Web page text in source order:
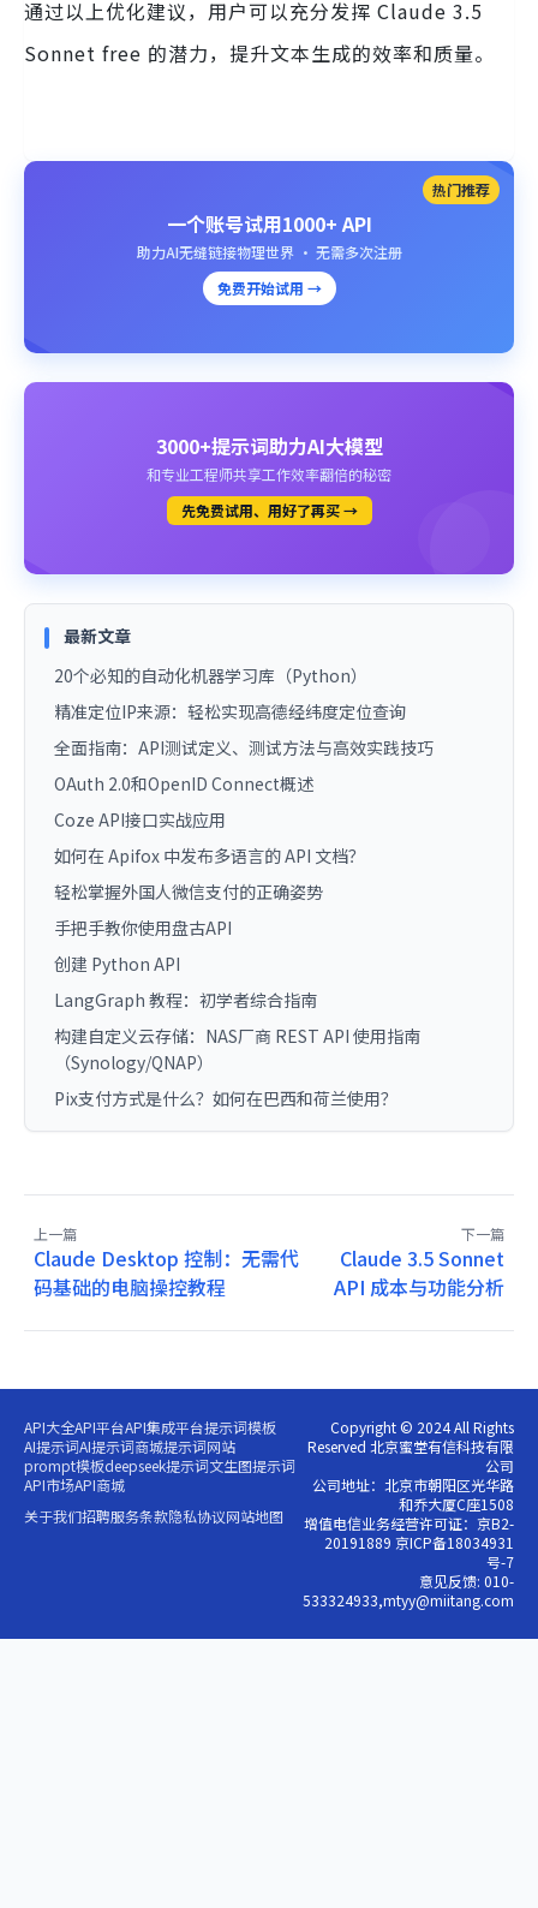
通过以上优化建议，用户可以充分发挥 Claude 3.5
Sonnet free 的潜力，提升文本生成的效率和质量。
热门推荐
一个账号试用1000+ API
助力AI无缝链接物理世界 · 无需多次注册
免费开始试用 →
3000+提示词助力AI大模型
和专业工程师共享工作效率翻倍的秘密
先免费试用、用好了再买 →
最新文章
20个必知的自动化机器学习库（Python）
精准定位IP来源：轻松实现高德经纬度定位查询
全面指南：API测试定义、测试方法与高效实践技巧
OAuth 2.0和OpenID Connect概述
Coze API接口实战应用
如何在 Apifox 中发布多语言的 API 文档？
轻松掌握外国人微信支付的正确姿势
手把手教你使用盘古API
创建 Python API
LangGraph 教程：初学者综合指南
构建自定义云存储：NAS厂商 REST API 使用指南
（Synology/QNAP）
Pix支付方式是什么？如何在巴西和荷兰使用？
上一篇
Claude Desktop 控制：无需代
码基础的电脑操控教程
下一篇
Claude 3.5 Sonnet
API 成本与功能分析
API大全API平台API集成平台提示词模板
AI提示词AI提示词商城提示词网站
prompt模板deepseek提示词文生图提示词
API市场API商城
关于我们招聘服务条款隐私协议网站地图
Copyright © 2024 All Rights
Reserved 北京蜜堂有信科技有限
公司
公司地址：北京市朝阳区光华路
和乔大厦C座1508
增值电信业务经营许可证：京B2-
20191889 京ICP备18034931
号-7
意见反馈: 010-
533324933,mtyy@miitang.com